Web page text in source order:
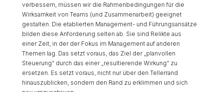
verbessern, müssen wir die Rahmenbedingungen für die
Wirksamkeit von Teams (und Zusammenarbeit) geeignet
gestalten. Die etablierten Management- und Führungsansätze
bilden diese Anforderung selten ab. Sie sind Relikte aus
einer Zeit, in der der Fokus im Management auf anderen
Themen lag. Das setzt voraus, das Ziel der „planvollen
Steuerung“ durch das einer „resultierende Wirkung“ zu
ersetzen. Es setzt voraus, nicht nur über den Tellerrand
hinauszublicken, sondern den Rand zu erklimmen und sich